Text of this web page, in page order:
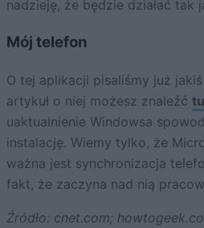
nadzieję, że będzie działać tak
Mój telefon
O tej aplikacji pisaliśmy już jakiś
artykuł o niej możesz znaleźć
uaktualnienie Windowsa
instalację. Wiemy tylko, że
ważna jest synchronizacja
fakt, że zaczyna nad nią
Źródło: cnet.com;